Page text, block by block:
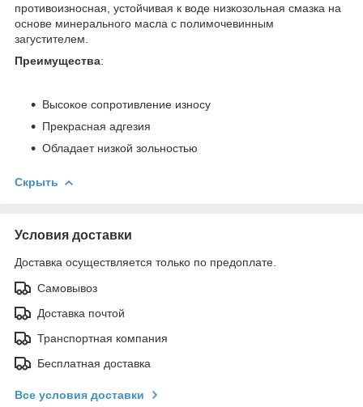
противоизносная, устойчивая к воде низкозольная смазка на
основе минерального масла с полимочевинным
загустителем.
Преимущества:
Высокое сопротивление износу
Прекрасная адгезия
Обладает низкой зольностью
Скрыть
Условия доставки
Доставка осуществляется только по предоплате.
Самовывоз
Доставка почтой
Транспортная компания
Бесплатная доставка
Все условия доставки